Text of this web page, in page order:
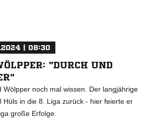
| 08:30
"DURCH UND
Wölpper noch mal wissen. Der langjährige
Hüls in die 8. Liga zurück - hier feierte er
große Erfolge.